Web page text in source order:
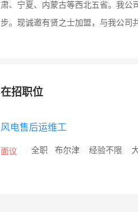
肃、宁夏、内蒙古等西北五省。我公
步。现诚邀有贤之士加盟，与我公司
在招职位
风电售后运维工
面议 全职 布尔津 经验不限